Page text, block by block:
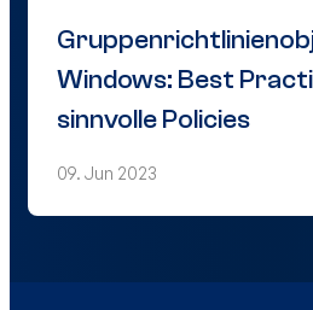
Windows: Best
sinnvolle Policies
09. Jun 2023